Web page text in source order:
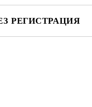
РЕГИСТРАЦИЯ